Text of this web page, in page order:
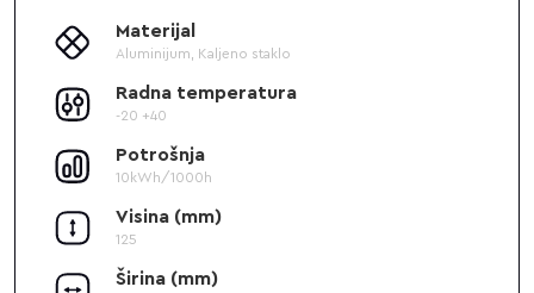
Materijal
Aluminijum, Kaljeno staklo
Radna temperatura
-20 +40
Potrošnja
10kWh/1000h
Visina (mm)
125
Širina (mm)